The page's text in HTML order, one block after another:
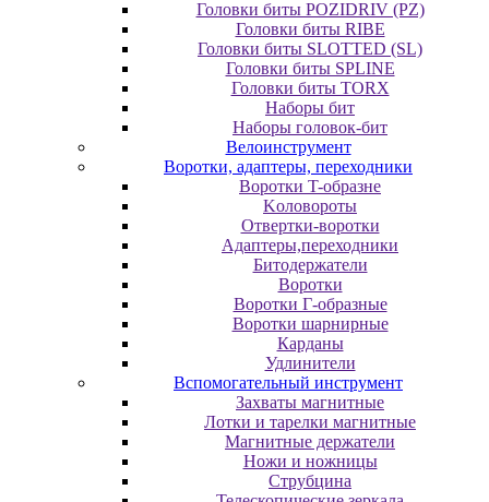
Головки биты POZIDRIV (PZ)
Головки биты RIBE
Головки биты SLOTTED (SL)
Головки биты SPLINE
Головки биты TORX
Наборы бит
Наборы головок-бит
Велоинструмент
Воротки, адаптеры, переходники
Bopoтки T-oбpaзне
Koлoвopoты
Oтвepтки-вopoтки
Адаптеры,переходники
Битодержатели
Воротки
Воротки Г-образные
Воротки шарнирные
Карданы
Удлинители
Вспомогательный инструмент
Захваты магнитные
Лотки и тарелки магнитные
Магнитные держатели
Ножи и ножницы
Струбцина